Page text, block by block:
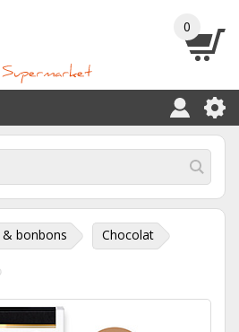
0
bonbons Chocolat